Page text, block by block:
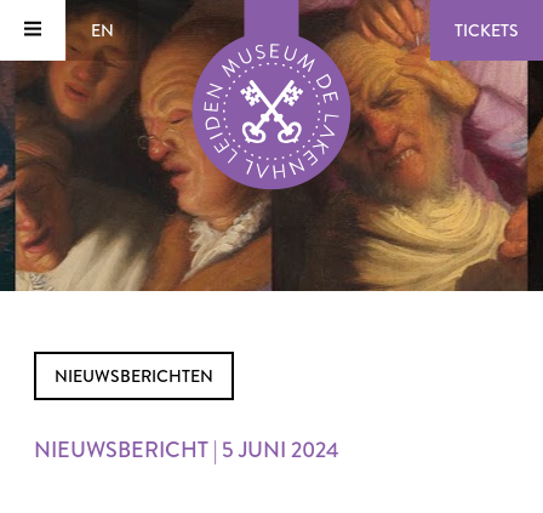
EN TICKETS
NIEUWSBERICHTEN
NIEUWSBERICHT | 5 JUNI 2024